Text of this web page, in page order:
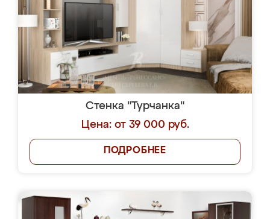
Стенка "Турчанка"
Цена: от 39 000 руб.
ПОДРОБНЕЕ